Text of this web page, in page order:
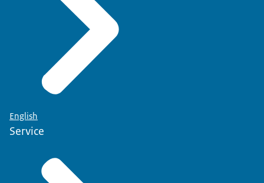
English
Service